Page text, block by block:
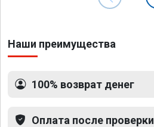
Наши преимущества
100% возврат денег
Оплата после проверки